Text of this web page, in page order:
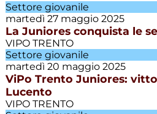
Settore giovanile
martedì 27 maggio 2025
La Juniores conquista le
VIPO TRENTO
Settore giovanile
martedì 20 maggio 2025
ViPo Trento Juniores:
Lucento
VIPO TRENTO
Giovanissimi
P. Villazzano
Giovanissimi
R. Villazzano
Juniores